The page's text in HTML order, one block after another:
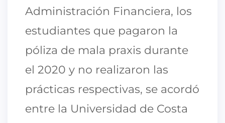
Administración Financiera, los
estudiantes que pagaron la
póliza de mala praxis durante
el 2020 y no realizaron las
prácticas respectivas, se acordó
entre la Universidad de Costa